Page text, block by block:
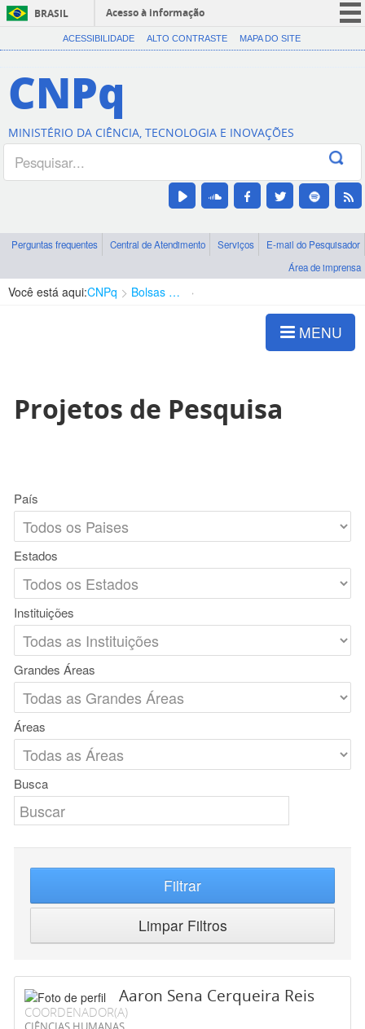
BRASIL
Acesso à informação
CORONAVÍRUS (COVID-19)
Canais
ACESSIBILIDADE ALTO CONTRASTE MAPA DO SITE
CNPq
MINISTÉRIO DA CIÊNCIA, TECNOLOGIA E INOVAÇÕES
Perguntas frequentes Central de Atendimento Serviços
E-mail do Pesquisador
Área de imprensa
Você está aqui:CNPq Bolsas e Auxílios Vigentes
MENU
Projetos de Pesquisa
País
Estados
Instituições
Grandes Áreas
Áreas
Busca
Filtrar
Limpar Filtros
Aaron Sena Cerqueira Reis
COORDENADOR(A)